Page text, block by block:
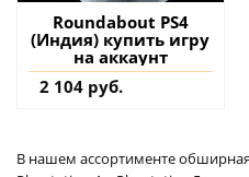
Roundabout PS4
(Индия) купить игру
на аккаунт
2 104 руб.
В нашем ассортименте